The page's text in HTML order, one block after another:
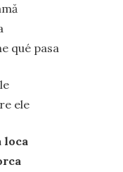
qué pasa
ele
loca